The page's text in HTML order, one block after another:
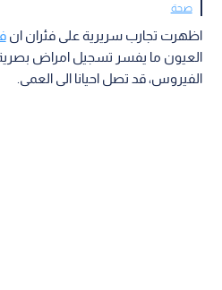
صحة
اظهرت تجارب سريرية على فئران ان
العيون ما يفسر تسجيل امراض
الفيروس، قد تصل احيانا الى العمى.